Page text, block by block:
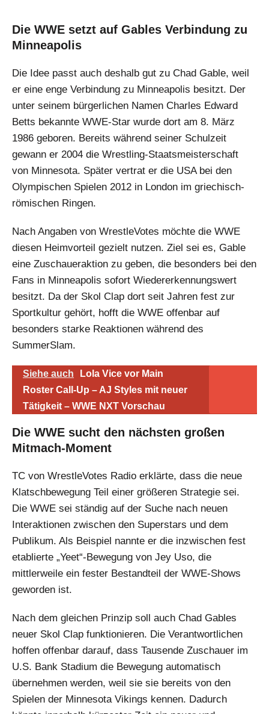
Die WWE setzt auf Gables Verbindung zu
Minneapolis
Die Idee passt auch deshalb gut zu Chad Gable, weil
er eine enge Verbindung zu Minneapolis besitzt. Der
unter seinem bürgerlichen Namen Charles Edward
Betts bekannte WWE-Star wurde dort am 8. März
1986 geboren. Bereits während seiner Schulzeit
gewann er 2004 die Wrestling-Staatsmeisterschaft
von Minnesota. Später vertrat er die USA bei den
Olympischen Spielen 2012 in London im griechisch-
römischen Ringen.
Nach Angaben von WrestleVotes möchte die WWE
diesen Heimvorteil gezielt nutzen. Ziel sei es, Gable
eine Zuschaueraktion zu geben, die besonders bei den
Fans in Minneapolis sofort Wiedererkennungswert
besitzt. Da der Skol Clap dort seit Jahren fest zur
Sportkultur gehört, hofft die WWE offenbar auf
besonders starke Reaktionen während des
SummerSlam.
Siehe auch
Lola Vice vor Main
Roster Call-Up – AJ Styles mit neuer
Tätigkeit – WWE NXT Vorschau
Die WWE sucht den nächsten großen
Mitmach-Moment
TC von WrestleVotes Radio erklärte, dass die neue
Klatschbewegung Teil einer größeren Strategie sei.
Die WWE sei ständig auf der Suche nach neuen
Interaktionen zwischen den Superstars und dem
Publikum. Als Beispiel nannte er die inzwischen fest
etablierte „Yeet“-Bewegung von Jey Uso, die
mittlerweile ein fester Bestandteil der WWE-Shows
geworden ist.
Nach dem gleichen Prinzip soll auch Chad Gables
neuer Skol Clap funktionieren. Die Verantwortlichen
hoffen offenbar darauf, dass Tausende Zuschauer im
U.S. Bank Stadium die Bewegung automatisch
übernehmen werden, weil sie sie bereits von den
Spielen der Minnesota Vikings kennen. Dadurch